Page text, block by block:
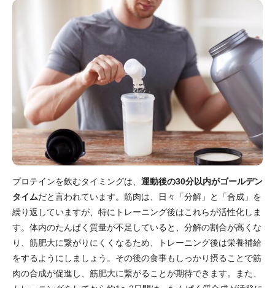
プロテインを飲むタイミングは、 運動後の30分以内がゴールデン
タイムだと言われています。筋肉は、日々「分解」と「合成」を
繰り返していますが、特にトレーニング後はこれらが活性化しま
す。体内のたんぱく質量が不足していると、分解の割合が高くな
り、筋肥大に繋がりにくくなるため、トレーニング後は栄養補給
をするようにしましょう。その後の食事もしっかり摂ることで筋
肉の合成が促進し、筋肥大に繋がることが期待できます。また、